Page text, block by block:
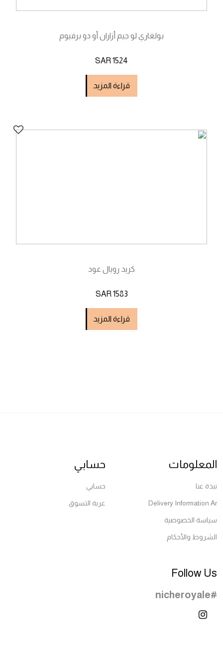
بولغاري لو جيم أزاران أو دو برفيوم
SAR 1524
قراءة المزيد
كريد رويال عود
SAR 1583
قراءة المزيد
المعلومات
نبذة عنا
Delivery Information Ar
سياسة الخصوصية
الشروط والأحكام
حسابي
حسابي
عربة التسوق
Follow Us
#nicheroyale